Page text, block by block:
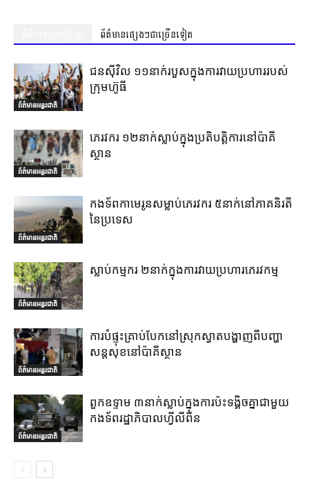
ព័ត៌មានផ្សេងៗជាច្រើនទៀត
ព័ត៌មានអន្តរជាតិ
ជនស៊ីវិល ១១នាក់របួសក្នុងការវាយប្រហាររបស់
ក្រុមហ៊ូធី
ព័ត៌មានអន្តរជាតិ
ភេរវករ ១២នាក់ស្លាប់ក្នុងប្រតិបត្តិការនៅប៉ាគី
ស្ថាន
ព័ត៌មានអន្តរជាតិ
កងទ័ពកាមេរូនសម្លាប់ភេរវករ ៥នាក់នៅភាគនិរតី
នៃប្រទេស
ព័ត៌មានអន្តរជាតិ
ស្លាប់កម្មករ ២នាក់ក្នុងការវាយប្រហារភេរវកម្ម
ព័ត៌មានអន្តរជាតិ
ការបំផ្ទុះគ្រាប់បែកនៅស្រុកស្វាតបង្ហាញពីបញ្ហា
សន្តសុខនៅប៉ាគីស្ថាន
ព័ត៌មានអន្តរជាតិ
ពួកឧទ្ទាម ៣នាក់ស្លាប់ក្នុងការប៉ះទង្គិចគ្នាជាមួយ
កងទ័ពរដ្ឋាភិបាលហ្វីលីពីន